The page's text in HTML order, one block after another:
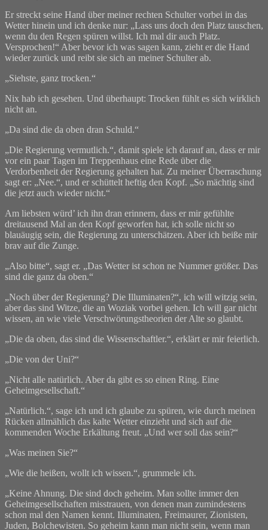
Er streckt seine Hand über meiner rechten Schulter vorbei in das
Wetter hinein und ich denke nur: „Lass uns doch den Platz tauschen,
wenn du den Regen spüren willst. Ich mal dir auch Platz.
Versprochen!“ Aber bevor ich was sagen kann, zieht er die Hand
wieder zurück und reibt sie sich an meiner Schulter ab.
„Siehste, ganz trocken.“
Nix hab ich gesehen. Und überhaupt: Trocken fühlt es sich wirklich
nicht an.
„Da sind die da oben dran Schuld.“
„Die Regierung vermutlich.“, damit spiele ich darauf an, dass er mir
vor ein paar Tagen im Treppenhaus eine Rede über die
Verdorbenheit der Regierung gehalten hat. Zu meiner Überraschung
sagt er: „Nee.“, und er schüttelt heftig den Kopf. „So mächtig sind
die jetzt auch wieder nicht.“
Am liebsten würd’ ich ihn dran erinnern, dass er mir gefühlte
dreitausend Mal an den Kopf geworfen hat, ich solle nicht so
blauäugig sein, die Regierung zu unterschätzen. Aber ich beiße mir
brav auf die Zunge.
„Also bitte“, sagt er. „Das Wetter ist schon ne Nummer größer. Das
sind die ganz da oben.“
„Noch über der Regierung? Die Illuminaten?“, ich will witzig sein,
aber das sind Witze, die an Woziak vorbei gehen. Ich will gar nicht
wissen, an wie viele Verschwörungstheorien der Alte so glaubt.
„Die da oben, das sind die Wissenschaftler.“, erklärt er mir feierlich.
„Die von der Uni?“
„Nicht alle natürlich. Aber da gibt es so einen Ring. Eine
Geheimgesellschaft.“
„Natürlich.“, sage ich und ich glaube zu spüren, wie durch meinen
Rücken allmählich das kalte Wetter einzieht und sich auf die
kommenden Woche Erkältung freut. „Und wer soll das sein?“
„Was meinen Sie?“
„Wie die heißen, wollt ich wissen.“, grummele ich.
„Keine Ahnung. Die sind doch geheim. Man sollte immer den
Geheimgesellschaften misstrauen, von denen man zumindestens
schon mal den Namen kennt. Illuminaten, Freimaurer, Zionisten,
Juden, Bolchewisten. So geheim kann man nicht sein, wenn man